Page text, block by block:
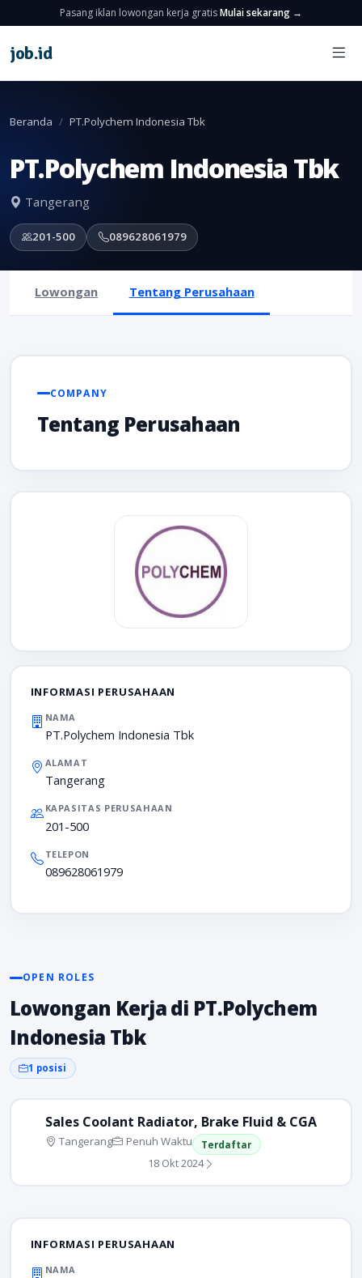
Pasang iklan lowongan kerja gratisMulai sekarang →
job.id
Beranda PT.Polychem Indonesia Tbk
PT.Polychem Indonesia Tbk
Tangerang
201-500 089628061979
Lowongan Tentang Perusahaan
COMPANY
Tentang Perusahaan
INFORMASI PERUSAHAAN
NAMA
PT.Polychem Indonesia Tbk
ALAMAT
Tangerang
KAPASITAS PERUSAHAAN
201-500
TELEPON
089628061979
OPEN ROLES
Lowongan Kerja di PT.Polychem
Indonesia Tbk
1 posisi
Sales Coolant Radiator, Brake Fluid & CGA
Tangerang Penuh Waktu Terdaftar
18 Okt 2024
INFORMASI PERUSAHAAN
NAMA